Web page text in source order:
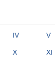
IV V
X XI